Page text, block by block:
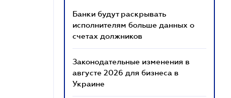
Банки будут раскрывать
исполнителям больше данных о
счетах должников
Законодательные изменения в
августе 2026 для бизнеса в
Украине